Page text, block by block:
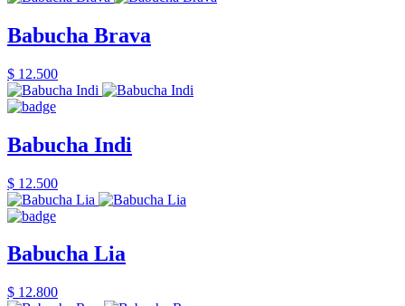
Babucha Brava
$ 12.500
Babucha Indi
$ 12.500
Babucha Lia
$ 12.800